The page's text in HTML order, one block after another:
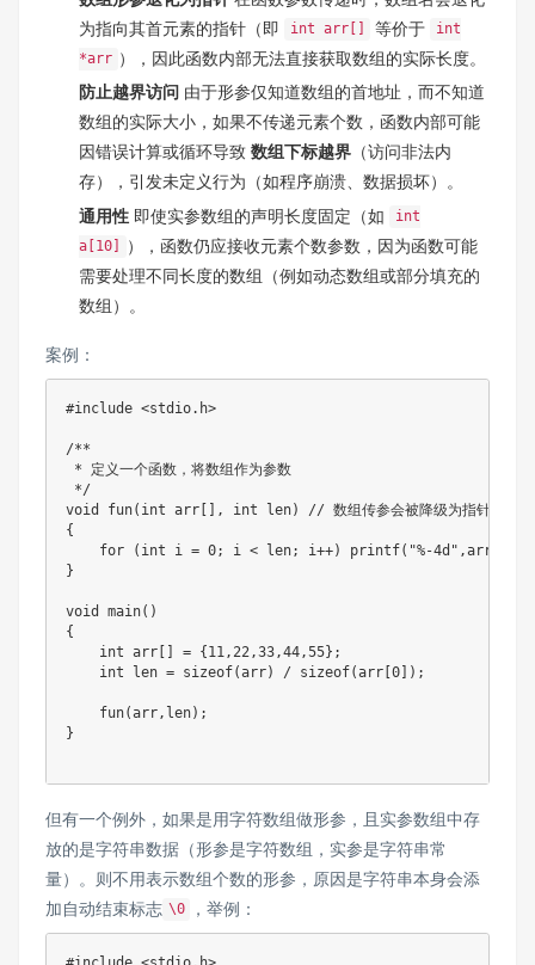
为指向其首元素的指针（即
int arr[] 等价于
int
*arr ），因此函数内部无法直接获取数组的实际长度。
防止越界访问 由于形参仅知道数组的首地址，而不知道
数组的实际大小，如果不传递元素个数，函数内部可能
因错误计算或循环导致 数组下标越界 （访问非法内
存），引发未定义行为（如程序崩溃、数据损坏）。
通用性 即使实参数组的声明长度固定（如
int
a[10]
），函数仍应接收元素个数参数，因为函数可能
需要处理不同长度的数组（例如动态数组或部分填充的
数组）。
案例：
#include <stdio.h>
/**
* 定义一个函数，将数组作为参数
*/
void
fun( int arr [ ] , int len)
// 数组传参会被降级为指针，实际
{
for
( int i = 0; i < len; i++) printf( "%-4d" ,arr
}
void main( )
{
int arr [ ] = {11 , 22 ,33 ,44 ,55} ;
int len = sizeof(arr) / sizeof(arr [0] ) ;
fun(arr , len) ;
}
但有一个例外，如果是用字符数组做形参，且实参数组中存
放的是字符串数据（形参是字符数组，实参是字符串常
量）。则不用表示数组个数的形参，原因是字符串本身会添
加自动结束标志 \0 ，举例：